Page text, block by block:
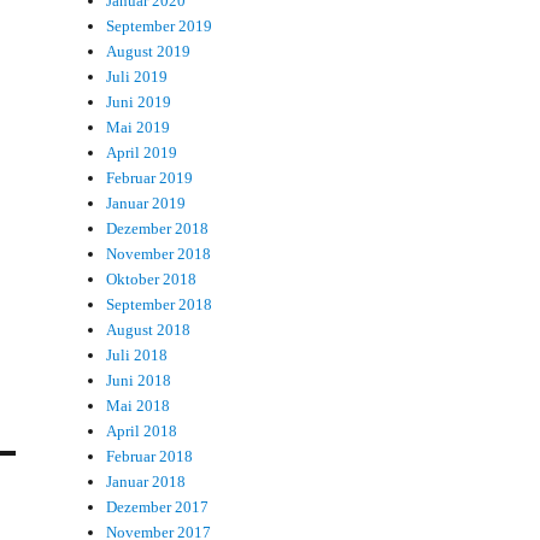
September 2019
August 2019
Juli 2019
Juni 2019
Mai 2019
April 2019
Februar 2019
Januar 2019
Dezember 2018
November 2018
Oktober 2018
September 2018
August 2018
Juli 2018
Juni 2018
Mai 2018
April 2018
Februar 2018
Januar 2018
Dezember 2017
November 2017